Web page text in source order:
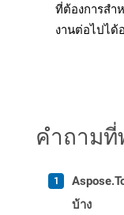
ที่ต้องการสำ
งานต่อไปได้
คำถาม
บ้าง